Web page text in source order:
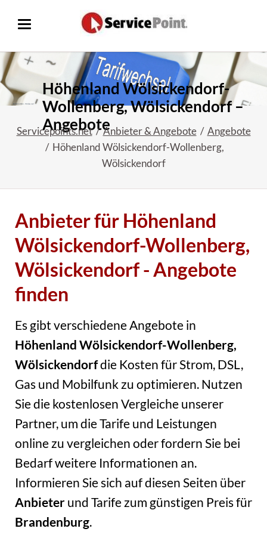
Höhenland Wölsickendorf-
Wollenberg, Wölsickendorf –
Angebote
Servicepoints.net Anbieter & Angebote
Angebote
Höhenland Wölsickendorf-Wollenberg,
Wölsickendorf
Anbieter für Höhenland
Wölsickendorf-Wollenberg,
Wölsickendorf - Angebote
finden
Es gibt verschiedene Angebote in
Höhenland Wölsickendorf-Wollenberg,
Wölsickendorfdie Kosten für Strom, DSL,
Gas und Mobilfunk zu optimieren. Nutzen
Sie die kostenlosen Vergleiche unserer
Partner, um die Tarife und Leistungen
online zu vergleichen oder fordern Sie bei
Bedarf weitere Informationen an.
Informieren Sie sich auf diesen Seiten über
Anbieterund Tarife zum günstigen Preis für
Brandenburg.